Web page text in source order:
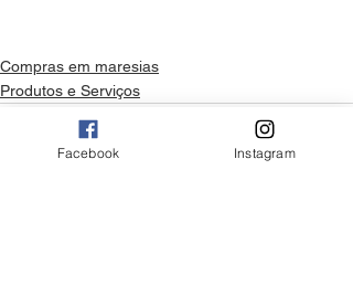
Compras em maresias
Produtos e Serviços
Facebook Instagram